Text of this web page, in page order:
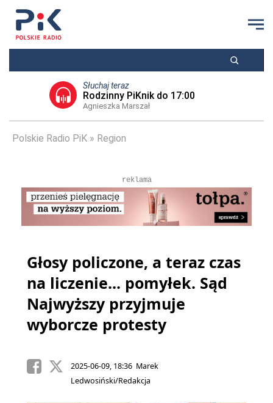
Słuchaj teraz
Rodzinny PiKnik do 17:00
Agnieszka Marszał
Polskie Radio PiK Region
reklama
Głosy policzone, a teraz czas
na liczenie... pomyłek. Sąd
Najwyższy przyjmuje
wyborcze protesty
2025-06-09, 18:36 Marek
Ledwosiński/Redakcja